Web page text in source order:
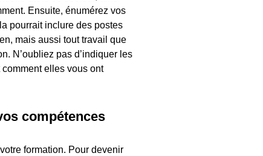
Ensuite, énumérez vos
pourrait inclure des postes
mais aussi tout travail que
N’oubliez pas d’indiquer les
elles vous ont
compétences
formation. Pour devenir